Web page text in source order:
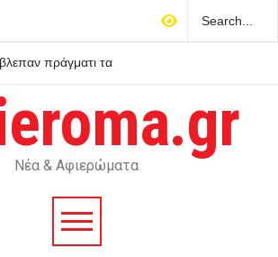
πράγματι τα
Κούρτι
Νέα & Αφιερώματα